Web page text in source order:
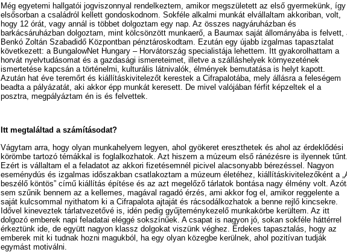
Még egyetemi hallgatói jogviszonnyal rendelkeztem, amikor megszületett az első gyermekünk, így
elsősorban a családról kellett gondoskodnom. Sokféle alkalmi munkát elvállaltam akkoriban, volt,
hogy 12 órát, vagy annál is többet dolgoztam egy nap. Az összes nagyáruházban és
barkácsáruházban dolgoztam, mint kölcsönzött munkaerő, a Baumax saját állományába is felvett,
Benkó Zoltán Szabadidő Központban pénztároskodtam. Ezután egy újabb izgalmas tapasztalat
következett: a BungalowNet Hungary – Horvátország specialistája lehettem. Itt gyakorolhattam a
horvát nyelvtudásomat és a gazdasági ismereteimet, illetve a szálláshelyek környezetének
ismertetése kapcsán a történelmi, kulturális látnivalók, élmények bemutatása is helyt kapott.
Azután hat éve teremőrt és kiállításkivitelezőt kerestek a Cifrapalotába, mely állásra a feleségem
beadta a pályázatát, aki akkor épp munkát keresett. De mivel valójában férfit képzeltek el a
posztra, megpályáztam én is és felvettek.
Itt megtaláltad a számításodat?
Vágytam arra, hogy olyan munkahelyem legyen, ahol gyökeret ereszthetek és ahol az érdeklődési
körömbe tartozó témákkal is foglalkozhatok. Azt hiszem a múzeum első ránézésre is ilyennek
Ezért is vállaltam el a feladatot az akkori fizetésemnél picivel alacsonyabb bérezéssel. Nagyon
eseménydús és izgalmas időszakban csatlakoztam a múzeum életéhez, kiállításkivitelezőként a
beszélő köntös” című kiállítás építése és az azt megelőző tárlatok bontása nagy élmény volt.
sem szűnik bennem az a kellemes, magával ragadó érzés, ami akkor fog el, amikor reggelente a
saját kulcsommal nyithatom ki a Cifrapalota ajtaját és rácsodálkozhatok a benne rejlő kincsekre.
Idővel kineveztek tárlatvezetővé is, idén pedig gyűjteménykezelő munkakörbe kerültem. Az itt
dolgozó emberek napi feladatai eléggé sokszínűek. A csapat is nagyon jó, sokan sokféle háttérrel
érkeztünk ide, de együtt nagyon klassz dolgokat viszünk véghez. Érdekes tapasztalás, hogy az
emberek mit ki tudnak hozni magukból, ha egy olyan közegbe kerülnek, ahol pozitívan tudják
egymást motiválni.